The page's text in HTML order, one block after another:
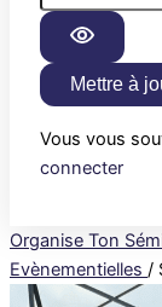
Mettre à
Vous vous
connecter
Organise Ton
Evènementielles /